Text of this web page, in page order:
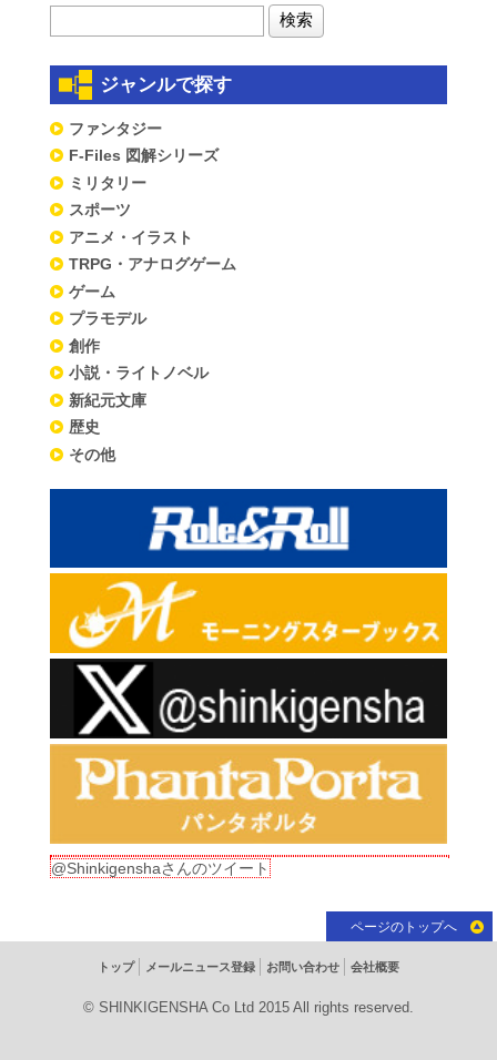
ジャンルで探す
ファンタジー
F-Files 図解シリーズ
ミリタリー
スポーツ
アニメ・イラスト
TRPG・アナログゲーム
ゲーム
プラモデル
創作
小説・ライトノベル
新紀元文庫
歴史
その他
@Shinkigenshaさんのツイート
ページのトップへ
トップ メールニュース登録 お問い合わせ 会社概要
© SHINKIGENSHA Co Ltd 2015 All rights reserved.